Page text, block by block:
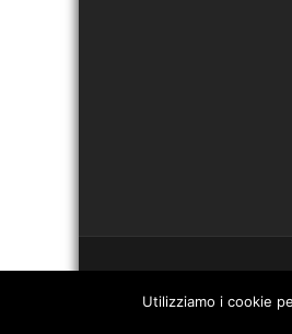
© 2012 - 2026RTALive - Testata
Utilizziamo i cookie